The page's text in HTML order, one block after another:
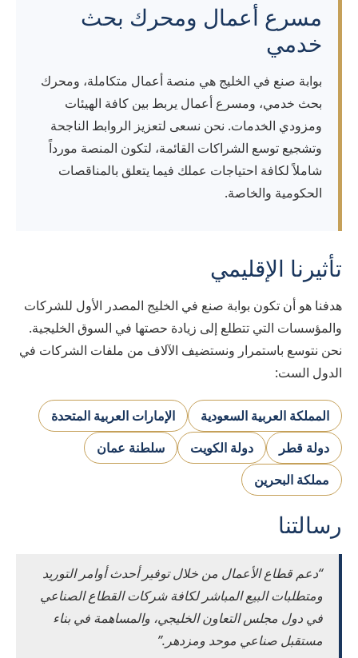
مسرع أعمال ومحرك بحث
خدمي
بوابة صنع في الخليج هي منصة أعمال متكاملة، ومحرك
بحث خدمي، ومسرع أعمال يربط بين كافة الهيئات
ومزودي الخدمات. نحن نسعى لتعزيز الروابط الناجحة
وتشجيع توسع الشراكات القائمة، لتكون المنصة مورداً
شاملاً لكافة احتياجات عملك فيما يتعلق بالمناقصات
الحكومية والخاصة.
تأثيرنا الإقليمي
هدفنا هو أن تكون بوابة صنع في الخليج المصدر الأول للشركات
والمؤسسات التي تتطلع إلى زيادة حصتها في السوق الخليجية.
نحن نتوسع باستمرار ونستضيف الآلاف من ملفات الشركات في
الدول الست:
المملكة العربية السعودية
الإمارات العربية المتحدة
دولة قطر
دولة الكويت
سلطنة عمان
مملكة البحرين
رسالتنا
“دعم قطاع الأعمال من خلال توفير أحدث أوامر التوريد
ومتطلبات البيع المباشر لكافة شركات القطاع الصناعي
في دول مجلس التعاون الخليجي، والمساهمة في بناء
مستقبل صناعي موحد ومزدهر.”